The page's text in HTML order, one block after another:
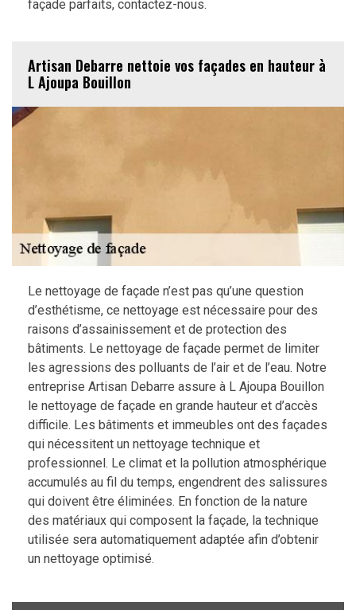
façade parfaits, contactez-nous.
Artisan Debarre nettoie vos façades en hauteur à
L Ajoupa Bouillon
Le nettoyage de façade n’est pas qu’une question
d’esthétisme, ce nettoyage est nécessaire pour des
raisons d’assainissement et de protection des
bâtiments. Le nettoyage de façade permet de limiter
les agressions des polluants de l’air et de l’eau. Notre
entreprise Artisan Debarre assure à L Ajoupa Bouillon
le nettoyage de façade en grande hauteur et d’accès
difficile. Les bâtiments et immeubles ont des façades
qui nécessitent un nettoyage technique et
professionnel. Le climat et la pollution atmosphérique
accumulés au fil du temps, engendrent des salissures
qui doivent être éliminées. En fonction de la nature
des matériaux qui composent la façade, la technique
utilisée sera automatiquement adaptée afin d’obtenir
un nettoyage optimisé.